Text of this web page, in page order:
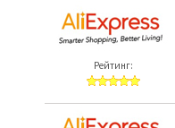
Рейтинг: